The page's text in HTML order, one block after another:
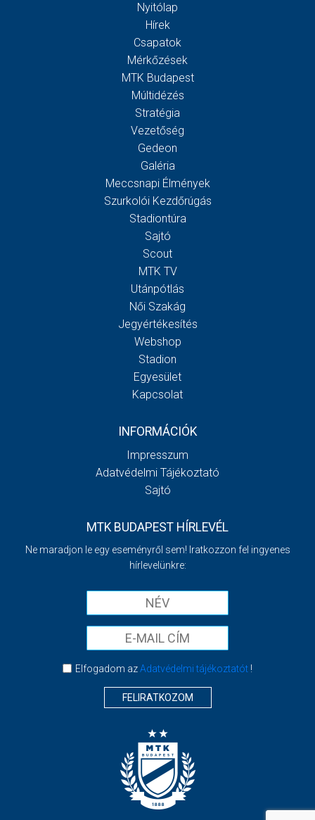
Nyitólap
Hírek
Csapatok
Mérkőzések
MTK Budapest
Múltidézés
Stratégia
Vezetőség
Gedeon
Galéria
Meccsnapi Élmények
Szurkolói Kezdőrúgás
Stadiontúra
Sajtó
Scout
MTK TV
Utánpótlás
Női Szakág
Jegyértékesítés
Webshop
Stadion
Egyesület
Kapcsolat
INFORMÁCIÓK
Impresszum
Adatvédelmi Tájékoztató
Sajtó
MTK BUDAPEST HÍRLEVÉL
Ne maradjon le egy eseményről sem! Iratkozzon fel ingyenes
hírlevelünkre:
Elfogadom azAdatvédelmi tájékoztatót!
FELIRATKOZOM